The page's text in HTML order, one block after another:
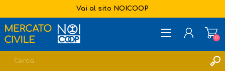
Vai al sito NOICOOP
0